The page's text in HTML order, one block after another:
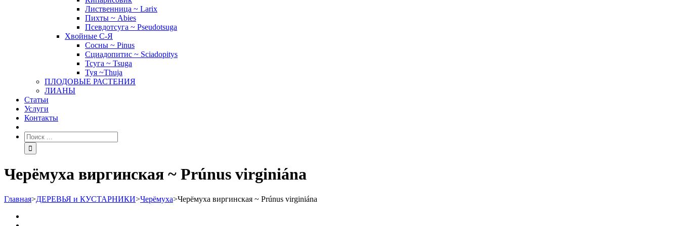
Лиственница ~ Larix
Пихты ~ Abies
Псевдотсуга ~ Pseudotsuga
Хвойные С-Я
Сосны ~ Pinus
Сциадопитис ~ Sciadopitys
Тсуга ~ Tsuga
Туя ~Thuja
ПЛОДОВЫЕ РАСТЕНИЯ
ЛИАНЫ
Статьи
Услуги
Контакты
Черёмуха виргинская ~ Prúnus virginiána
Главная>ДЕРЕВЬЯ и КУСТАРНИКИ>Черёмуха>Черёмуха виргинская ~ Prúnus virginiána